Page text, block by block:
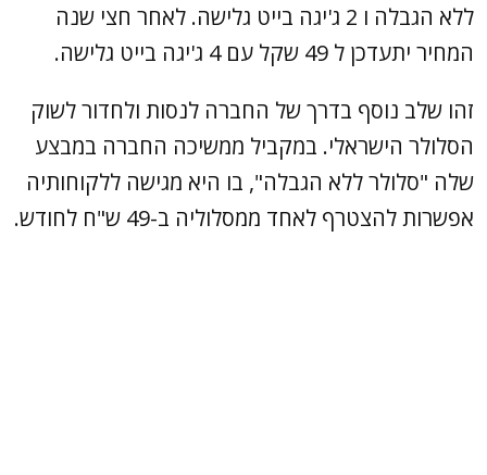
ללא הגבלה ו 2 ג'יגה בייט גלישה. לאחר חצי שנה
המחיר יתעדכן ל 49 שקל עם 4 ג'יגה בייט גלישה.
זהו שלב נוסף בדרך של החברה לנסות ולחדור לשוק
הסלולר הישראלי. במקביל ממשיכה החברה במבצע
שלה "סלולר ללא הגבלה", בו היא מגישה ללקוחותיה
אפשרות להצטרף לאחד ממסלוליה ב-49 ש"ח לחודש.